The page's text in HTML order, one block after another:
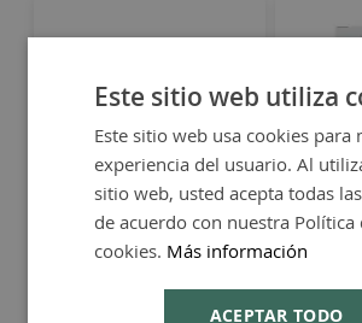
Mico-VIR 70 cápsulas -
HIfas da Terra
Hifas
Hifas da
18,00 €
Este sitio web utiliza
Este sitio web usa cookies para
experiencia del usuario. Al
sitio web, usted acepta todas
de acuerdo con nuestra Política
cookies. Más información
ACEPTAR TODO